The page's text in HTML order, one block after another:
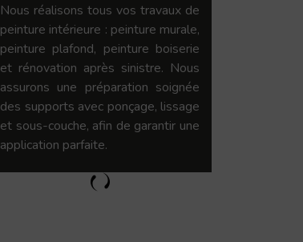
Nous réalisons tous vos travaux de
peinture intérieure : peinture murale,
peinture plafond, peinture boiserie
et rénovation après sinistre. Nous
assurons une préparation soignée
des supports avec ponçage, lissage
et sous-couche, afin de garantir une
application parfaite.